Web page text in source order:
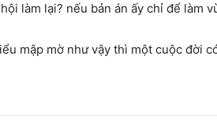
làm lại? nếu bản án ấy chỉ để làm
mập mờ như vậy thì một cuộc đời